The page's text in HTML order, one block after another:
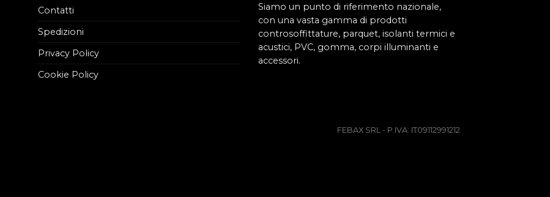
Contatti
Spedizioni
Privacy Policy
Cookie Policy
Siamo un punto di riferimento nazionale,
con una vasta gamma di prodotti
controsoffittature, parquet, isolanti termici e
acustici, PVC, gomma, corpi illuminanti e
accessori.
FEBAX SRL - P.IVA: IT09112991212